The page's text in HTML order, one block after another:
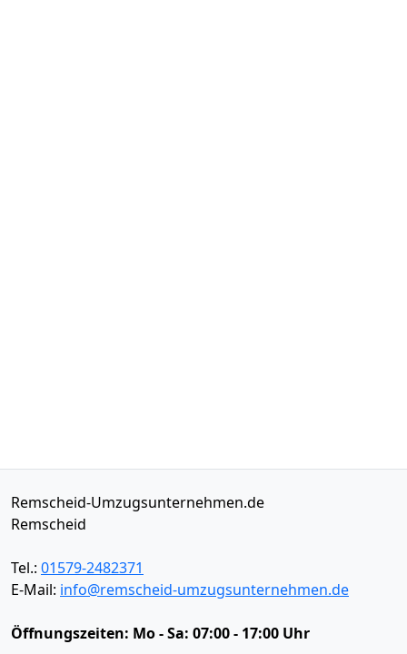
Remscheid-Umzugsunternehmen.de
Remscheid
Tel.: 01579-2482371
E-Mail: info@remscheid-umzugsunternehmen.de
Öffnungszeiten: Mo - Sa: 07:00 - 17:00 Uhr